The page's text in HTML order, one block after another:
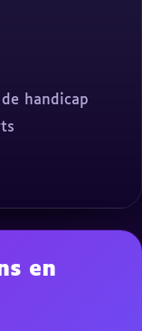
handicap
en